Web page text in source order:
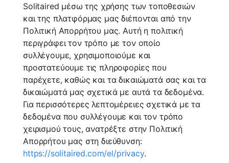
Solitaired μέσω της χρήσης των τοποθεσιών
και της πλατφόρμας μας διέπονται από την
Πολιτική Απορρήτου μας. Αυτή η πολιτική
περιγράφει τον τρόπο με τον οποίο
συλλέγουμε, χρησιμοποιούμε και
προστατεύουμε τις πληροφορίες που
παρέχετε, καθώς και τα δικαιώματά σας και τα
δικαιώματά μας σχετικά με αυτά τα δεδομένα.
Για περισσότερες λεπτομέρειες σχετικά με τα
δεδομένα που συλλέγουμε και τον τρόπο
χειρισμού τους, ανατρέξτε στην Πολιτική
Απορρήτου μας στη διεύθυνση:
https://solitaired.com/el/privacy.